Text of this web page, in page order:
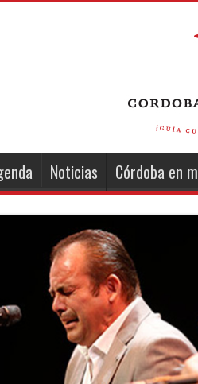
Noticias Córdoba en